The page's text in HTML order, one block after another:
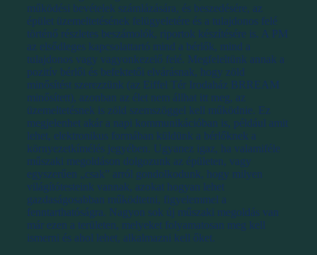
működési bevételek számlázására, és beszedésére, az
épület üzemeltetésének felügyeletére és a tulajdonos felé
történő részletes beszámolók, riportok készítésére is. A PM
az elsődleges kapcsolattartó mind a bérlők, mind a
tulajdonos vagy vagyonkezelő felé. Megfeleltünk annak a
pozitív bérlői és befektetői elvárásnak, hogy zöld
minősítést szerezzünk (az Eiffel Tér Irodaház BRREAM
minősített), azonban az élet nem állhat itt meg, az
üzemeltetésnek is zöld szemszöggel kell működnie. Ez
megjelenhet akár a napi kommunikációban is, például amit
lehet, elektronikus formában küldünk a bérlőknek a
környezetkímélés jegyében. Ugyanez igaz, ha valamiféle
műszaki megoldáson dolgozunk az épületen, vagy
egyszerűen „csak” arról gondolkodunk, hogy milyen
világítótesteink vannak, azokat hogyan lehet
gazdaságosabban működtetni, figyelemmel a
fenntarthatóságra. Nagyon sok új műszaki megoldás van
már ezen a területen, melyeket folyamatosan meg kell
ismerni és ahol lehet, alkalmazni kell őket.